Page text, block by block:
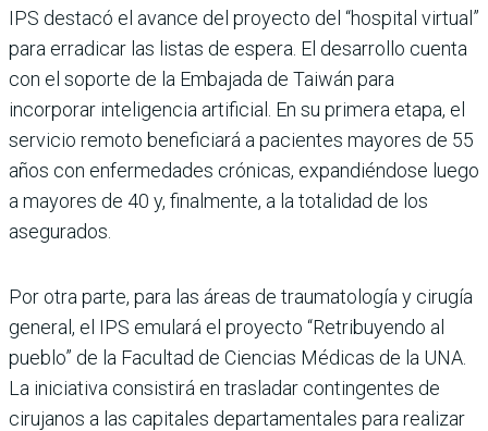
IPS destacó el avance del proyecto del “hospital vir­tual”
para erradicar las lis­tas de espera. El desarrollo cuenta
con el soporte de la Embajada de Taiwán para
incorporar inteligencia arti­ficial. En su primera etapa, el
servicio remoto beneficiará a pacientes mayores de 55
años con enfermedades cró­nicas, expandiéndose luego
a mayores de 40 y, finalmente, a la totalidad de los
asegurados.
Por otra parte, para las áreas de traumatología y cirugía
general, el IPS emulará el pro­yecto “Retribuyendo al
pue­blo” de la Facultad de Ciencias Médicas de la UNA.
La inicia­tiva consistirá en trasladar contingentes de
cirujanos a las capitales departamentales para realizar